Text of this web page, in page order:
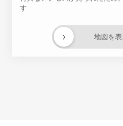
す
地図を
›